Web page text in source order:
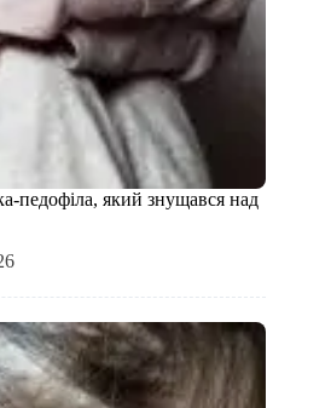
педофіла, який знущався над